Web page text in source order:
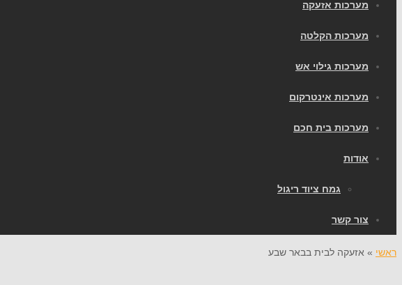
מערכות אזעקה
מערכות הקלטה
מערכות גילוי אש
מערכות אינטרקום
מערכות בית חכם
אודות
גמח ציוד ריגול
צור קשר
ראשי » אזעקה לבית בבאר שבע